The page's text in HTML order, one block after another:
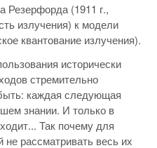
Резерфорда (1911 г.,
излучения) к модели
квантование излучения).
исторически
стремительно
каждая следующая
знании. И только в
Так почему для
не рассматривать весь их